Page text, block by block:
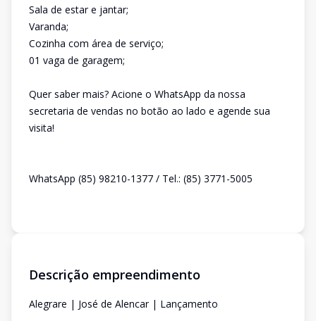
Sala de estar e jantar;
Varanda;
Cozinha com área de serviço;
01 vaga de garagem;
Quer saber mais? Acione o WhatsApp da nossa
secretaria de vendas no botão ao lado e agende sua
visita!
WhatsApp (85) 98210-1377 / Tel.: (85) 3771-5005
Descrição empreendimento
Alegrare | José de Alencar | Lançamento